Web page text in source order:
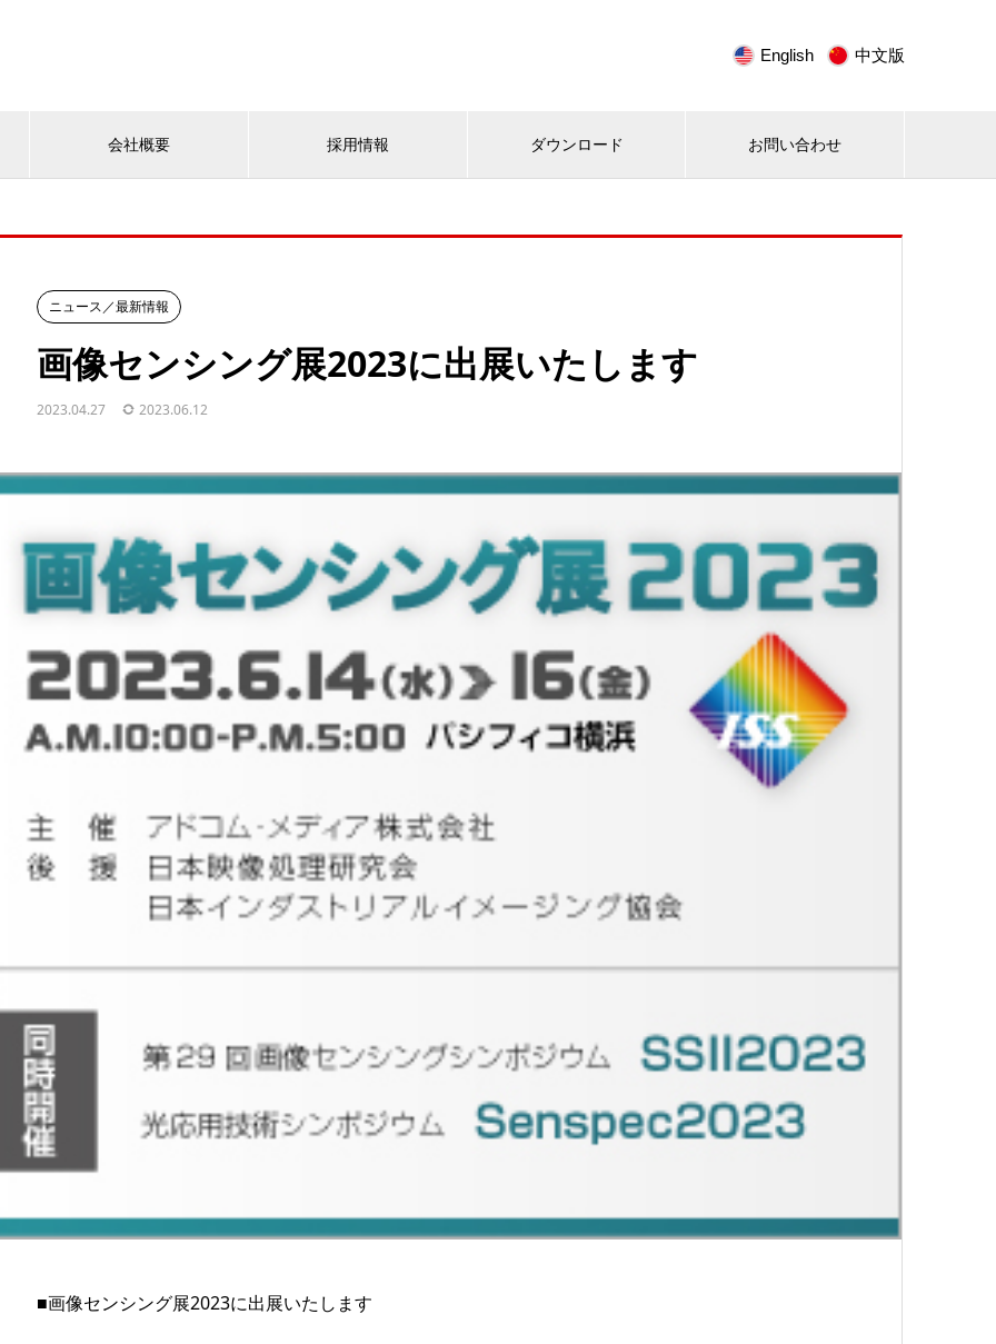
English 中文版
会社概要 採用情報 ダウンロード お問い合わせ
ニュース／最新情報
画像センシング展2023に出展いたします
2023.04.27 2023.06.12
■画像センシング展2023に出展いたします